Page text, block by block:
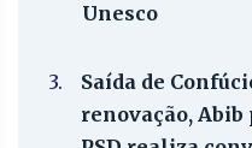
Unesco
3.
Saída de
renovação, Abib